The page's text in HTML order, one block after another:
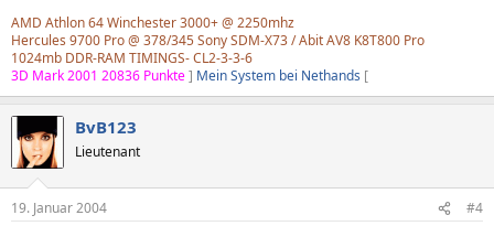
AMD Athlon 64 Winchester 3000+ @ 2250mhz
Hercules 9700 Pro @ 378/345 Sony SDM-X73 / Abit AV8 K8T800 Pro
1024mb DDR-RAM TIMINGS- CL2-3-3-6
3D Mark 2001 20836 Punkte] Mein System bei Nethands [
BvB123
Lieutenant
19. Januar 2004 #4